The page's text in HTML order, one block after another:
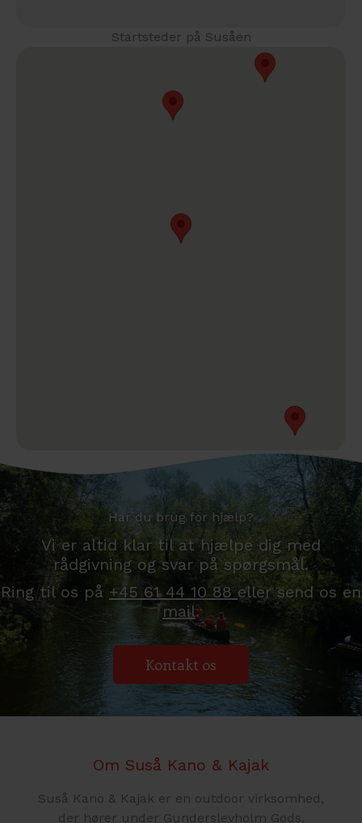
Startsteder på Susåen
Har du brug for hjælp?
Vi er altid klar til at hjælpe dig med
rådgivning og svar på spørgsmål.
Ring til os på +45 61 44 10 88 eller send os en
mail.
Kontakt os
Om Suså Kano & Kajak
Suså Kano & Kajak er en outdoor virksomhed,
der hører under Gunderslevholm Gods.